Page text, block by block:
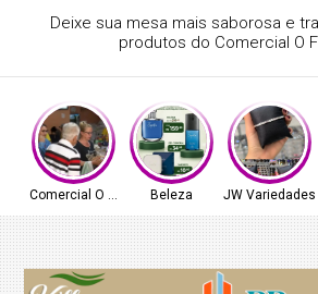
Deixe sua mesa mais saborosa e
produtos do Comercial O
Comercial O FerreiraBeleza JW Variedades